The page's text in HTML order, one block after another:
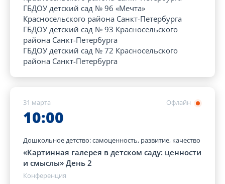
ГБДОУ детский сад № 96 «Мечта»
Красносельского района Санкт-Петербурга
ГБДОУ детский сад № 93 Красносельского
района Санкт-Петербурга
ГБДОУ детский сад № 72 Красносельского
района Санкт-Петербурга
Офлайн
31 марта
10:00
Дошкольное детство: самоценность, развитие, качество
«Картинная галерея в детском саду: ценности
и смыслы» День 2
Конференция